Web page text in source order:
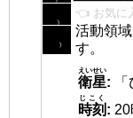
👈 お気に
活動領
す。
衛星
えいせい
:
時刻
じこく
: